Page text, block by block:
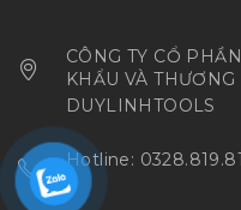
CÔNG TY CỔ
KHẨU VÀ
DUYLINHTOOLS
Hotline: